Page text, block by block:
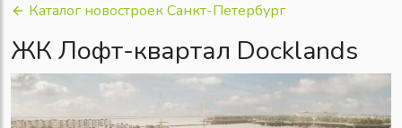
Каталог новостроек Санкт-Петербург
ЖК Лофт-квартал Docklands